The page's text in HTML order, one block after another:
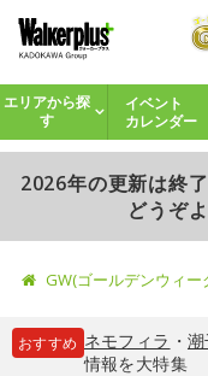
エリアから探
す
イベント
カレンダー
2026年の更新は終
どうぞ
GW(ゴールデンウィー
おすすめ ネモフィラ ・ 潮
情報を大特集